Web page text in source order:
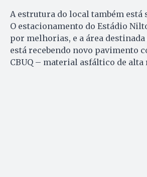
A estrutura do local também está
O estacionamento do Estádio
por melhorias, e a área
está recebendo novo pavimento
CBUQ – material asfáltico de